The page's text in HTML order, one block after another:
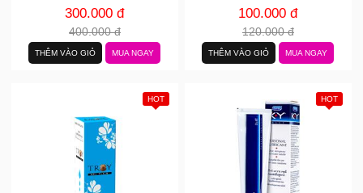
300.000 đ
400.000 đ
THÊM VÀO GIỎ MUA NGAY
100.000 đ
120.000 đ
THÊM VÀO GIỎ MUA NGAY
HOT HOT